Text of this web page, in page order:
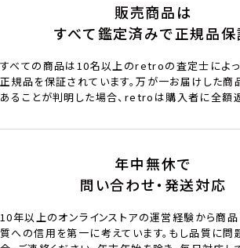
販売商品は
すべて鑑定済みで正規品保
すべての商品は10名以上のretroの査定士によっ
正規品を保証されています。万が一お届けした商
あることが判明した場合、retroは購入者に全額返
年中無休で
問い合わせ・発送対応
10年以上のオンラインストアの運営経験から商
質への信用を第一に考えています。もし品質に問